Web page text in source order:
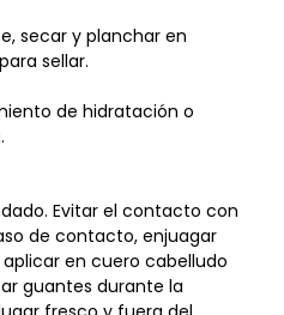
secar y planchar en
sellar.
de hidratación o
Evitar el contacto con
de contacto, enjuagar
en cuero cabelludo
guantes durante la